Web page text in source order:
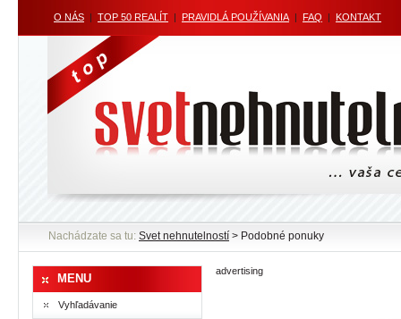
O NÁS | TOP 50 REALÍT | PRAVIDLÁ POUŽÍVANIA | FAQ | KONTAKT
Nachádzate sa tu: Svet nehnutelností > Podobné ponuky
MENU
Vyhľadávanie
advertising